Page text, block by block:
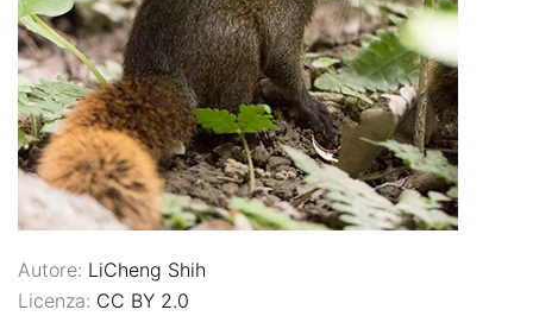
Autore: LiCheng Shih
Licenza: CC BY 2.0